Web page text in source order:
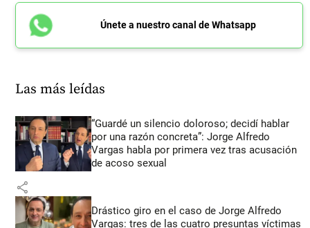
Únete a nuestro canal de Whatsapp
Las más leídas
“Guardé un silencio doloroso; decidí hablar
por una razón concreta”: Jorge Alfredo
Vargas habla por primera vez tras acusación
de acoso sexual
share
Drástico giro en el caso de Jorge Alfredo
Vargas: tres de las cuatro presuntas víctimas